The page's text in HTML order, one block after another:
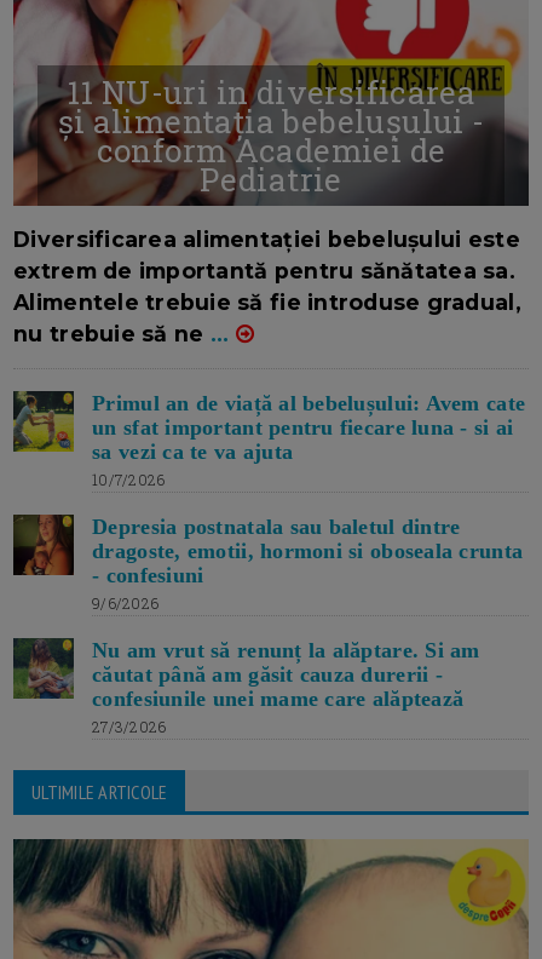
11 NU-uri in diversificarea
și alimentația bebelușului -
conform Academiei de
Pediatrie
Diversificarea alimentației bebelușului este
extrem de importantă pentru sănătatea sa.
Alimentele trebuie să fie introduse gradual,
nu trebuie să ne ...
Primul an de viață al bebelușului: Avem cate
un sfat important pentru fiecare luna - si ai
sa vezi ca te va ajuta
10/7/2026
Depresia postnatala sau baletul dintre
dragoste, emotii, hormoni si oboseala crunta
- confesiuni
9/6/2026
Nu am vrut să renunț la alăptare. Si am
căutat până am găsit cauza durerii -
confesiunile unei mame care alăptează
27/3/2026
ULTIMILE ARTICOLE